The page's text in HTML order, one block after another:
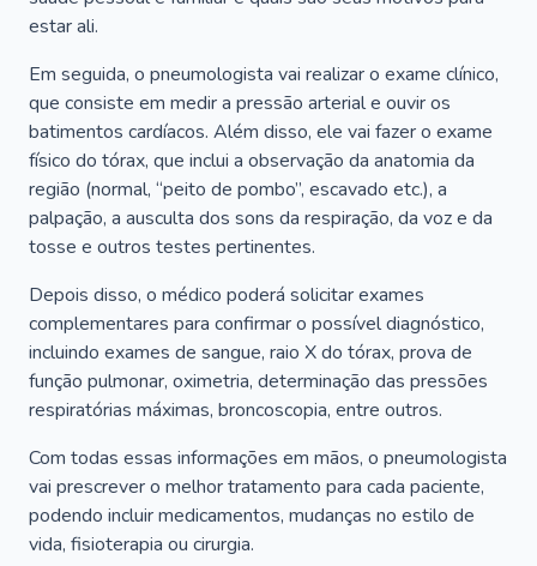
estar ali.
Em seguida, o pneumologista vai realizar o exame clínico,
que consiste em medir a pressão arterial e ouvir os
batimentos cardíacos. Além disso, ele vai fazer o exame
físico do tórax, que inclui a observação da anatomia da
região (normal, “peito de pombo”, escavado etc.), a
palpação, a ausculta dos sons da respiração, da voz e da
tosse e outros testes pertinentes.
Depois disso, o médico poderá solicitar exames
complementares para confirmar o possível diagnóstico,
incluindo exames de sangue, raio X do tórax, prova de
função pulmonar, oximetria, determinação das pressões
respiratórias máximas, broncoscopia, entre outros.
Com todas essas informações em mãos, o pneumologista
vai prescrever o melhor tratamento para cada paciente,
podendo incluir medicamentos, mudanças no estilo de
vida, fisioterapia ou cirurgia.